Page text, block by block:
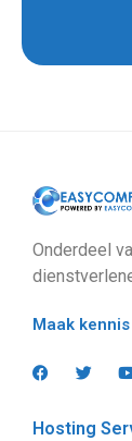
Onderdeel
Maak
Hosting